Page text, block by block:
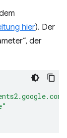
hier). Der
der